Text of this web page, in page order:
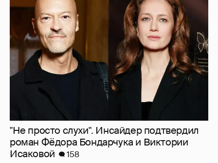
"Не просто слухи". Инсайдер подтвердил
роман Фёдора Бондарчука и Виктории
Исаковой
158